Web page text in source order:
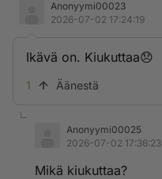
Anonyymi00023
2026-07-02 17:24:19
Ikävä on. Kiukuttaa😞
1 Äänestä
Anonyymi00025
2026-07-02 17:36:23
Mikä kiukuttaa?